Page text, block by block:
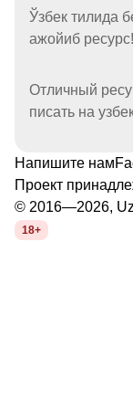
Ўзбек тилида
ажойиб ресурс!
Отличный
писать на
Напишите нам
Проект
© 2016—2026,
18+